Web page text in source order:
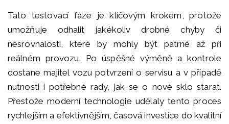
Tato testovací fáze je klíčovým krokem, protože
umožňuje odhalit jakékoliv drobné chyby či
nesrovnalosti, které by mohly být patrné až při
reálném provozu. Po úspěšné výměně a kontrole
dostane majitel vozu potvrzení o servisu a v případě
nutnosti i potřebné rady, jak se o nové sklo starat.
Přestože moderní technologie udělaly tento proces
rychlejším a efektivnějším, časová investice do kvalitní